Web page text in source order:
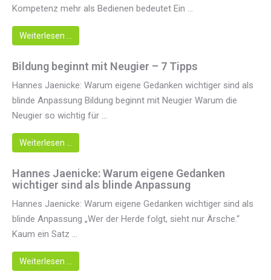
Kompetenz mehr als Bedienen bedeutet Ein ...
Weiterlesen …
Bildung beginnt mit Neugier – 7 Tipps
Hannes Jaenicke: Warum eigene Gedanken wichtiger sind als
blinde Anpassung Bildung beginnt mit Neugier Warum die
Neugier so wichtig für ...
Weiterlesen …
Hannes Jaenicke: Warum eigene Gedanken
wichtiger sind als blinde Anpassung
Hannes Jaenicke: Warum eigene Gedanken wichtiger sind als
blinde Anpassung „Wer der Herde folgt, sieht nur Ärsche.“
Kaum ein Satz ...
Weiterlesen …